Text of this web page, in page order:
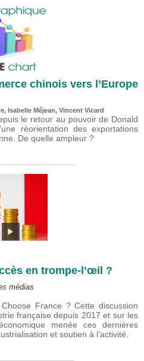
chinois vers l’Europe
, Isabelle Méjean, Vincent Vicard
le retour au pouvoir de Donald
réorientation des exportations
De quelle ampleur ?
en trompe-l’œil ?
médias
France ? Cette discussion
française depuis 2017 et sur les
menée ces dernières
et soutien à l’activité.